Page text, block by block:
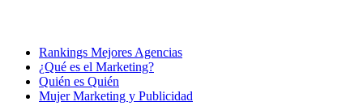
Rankings Mejores Agencias
¿Qué es el Marketing?
Quién es Quién
Mujer Marketing y Publicidad